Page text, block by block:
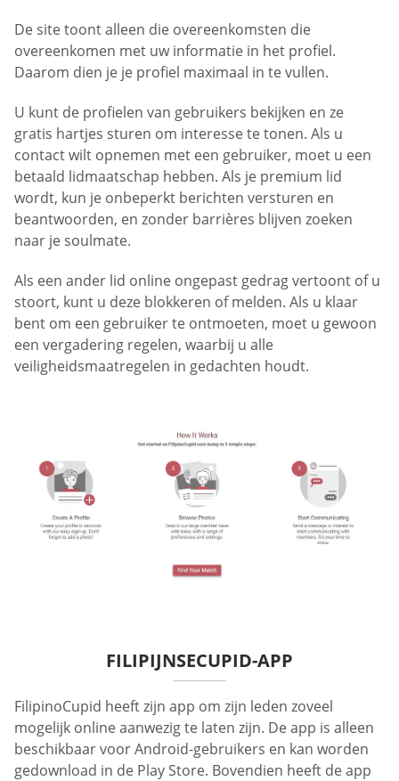
De site toont alleen die overeenkomsten die
overeenkomen met uw informatie in het profiel.
Daarom dien je je profiel maximaal in te vullen.
U kunt de profielen van gebruikers bekijken en ze
gratis hartjes sturen om interesse te tonen. Als u
contact wilt opnemen met een gebruiker, moet u een
betaald lidmaatschap hebben. Als je premium lid
wordt, kun je onbeperkt berichten versturen en
beantwoorden, en zonder barrières blijven zoeken
naar je soulmate.
Als een ander lid online ongepast gedrag vertoont of u
stoort, kunt u deze blokkeren of melden. Als u klaar
bent om een gebruiker te ontmoeten, moet u gewoon
een vergadering regelen, waarbij u alle
veiligheidsmaatregelen in gedachten houdt.
FILIPIJNSECUPID-APP
FilipinoCupid heeft zijn app om zijn leden zoveel
mogelijk online aanwezig te laten zijn. De app is alleen
beschikbaar voor Android-gebruikers en kan worden
gedownload in de Play Store. Bovendien heeft de app